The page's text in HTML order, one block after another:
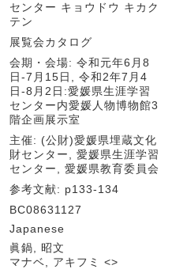
センター キョウドウ キカク
テン
展覧会カタログ
会期・会場: 令和元年6月8
日-7月15日, 令和2年7月4
日-8月2日:愛媛県生涯学習
センター内愛媛人物博物館3
階企画展示室
主催: (公財)愛媛県埋蔵文化
財センター, 愛媛県生涯学習
センター, 愛媛県教育委員会
参考文献: p133-134
BC08631127
Japanese
眞鍋, 昭文
マナベ, アキフミ <>